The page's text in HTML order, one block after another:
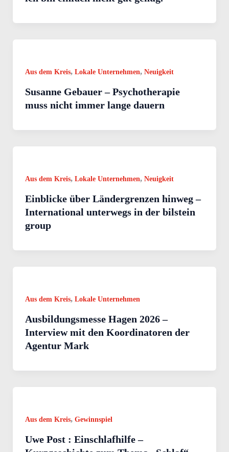
Aus dem Kreis, Lokale Unternehmen, Neuigkeit
Susanne Gebauer – Psychotherapie
muss nicht immer lange dauern
Aus dem Kreis, Lokale Unternehmen, Neuigkeit
Einblicke über Ländergrenzen hinweg –
International unterwegs in der bilstein
group
Aus dem Kreis, Lokale Unternehmen
Ausbildungsmesse Hagen 2026 –
Interview mit den Koordinatoren der
Agentur Mark
Aus dem Kreis, Gewinnspiel
Uwe Post : Einschlafhilfe –